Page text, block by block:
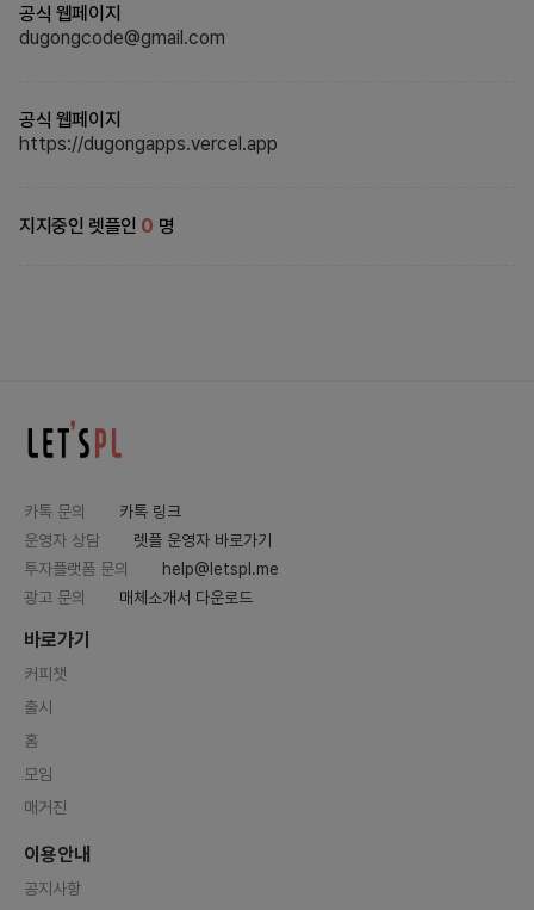
공식 웹페이지
dugongcode@gmail.com
공식 웹페이지
https://dugongapps.vercel.app
지지중인 렛플인 0 명
카톡 문의
카톡 링크
운영자 상담
렛플 운영자 바로가기
투자플랫폼 문의
help@letspl.me
광고 문의
매체소개서 다운로드
바로가기
커피챗
출시
홈
모임
매거진
이용안내
공지사항